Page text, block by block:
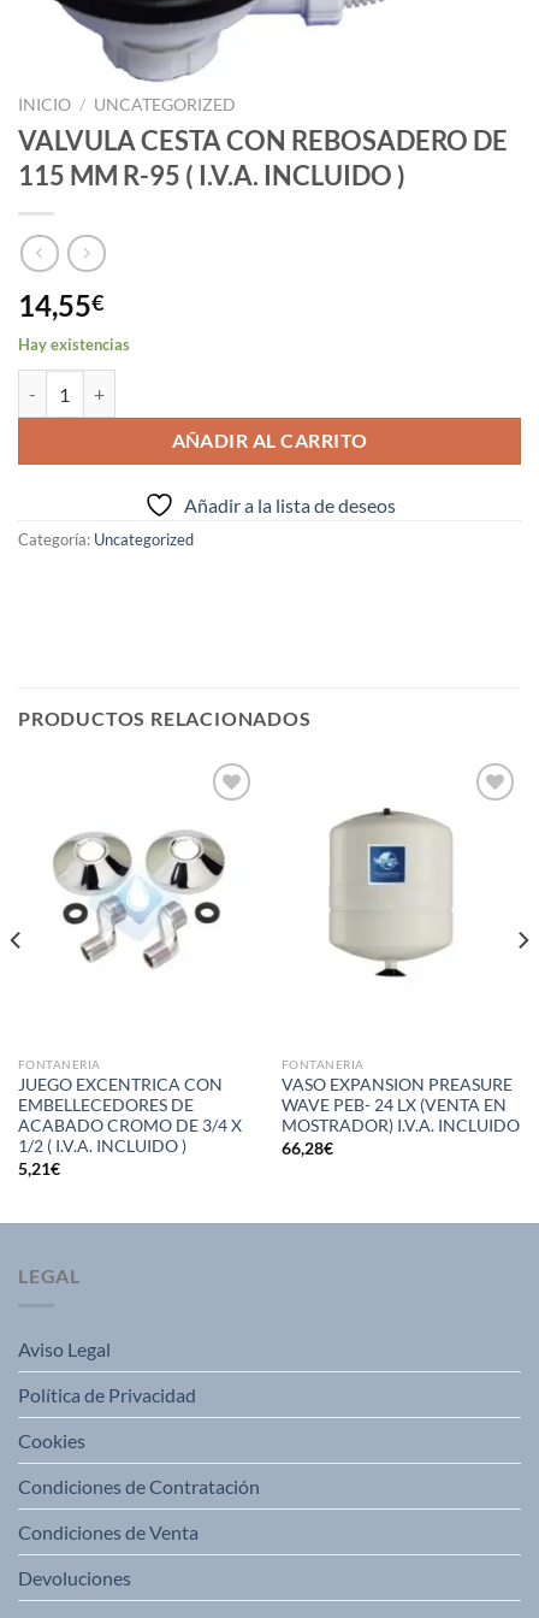
INICIO / UNCATEGORIZED
VALVULA CESTA CON REBOSADERO DE
115 MM R-95 ( I.V.A. INCLUIDO )
14,55€
Hay existencias
AÑADIR AL CARRITO
Añadir a la lista de deseos
Categoría: Uncategorized
PRODUCTOS RELACIONADOS
lista de
deseos
FONTANERIA
JUEGO EXCENTRICA CON
EMBELLECEDORES DE
ACABADO CROMO DE 3/4 X
1/2 ( I.V.A. INCLUIDO )
5,21€
FONTANERIA
VASO EXPANSION PREASURE
WAVE PEB- 24 LX (VENTA EN
MOSTRADOR) I.V.A. INCLUIDO
66,28€
LEGAL
Aviso Legal
Política de Privacidad
Cookies
Condiciones de Contratación
Condiciones de Venta
Devoluciones